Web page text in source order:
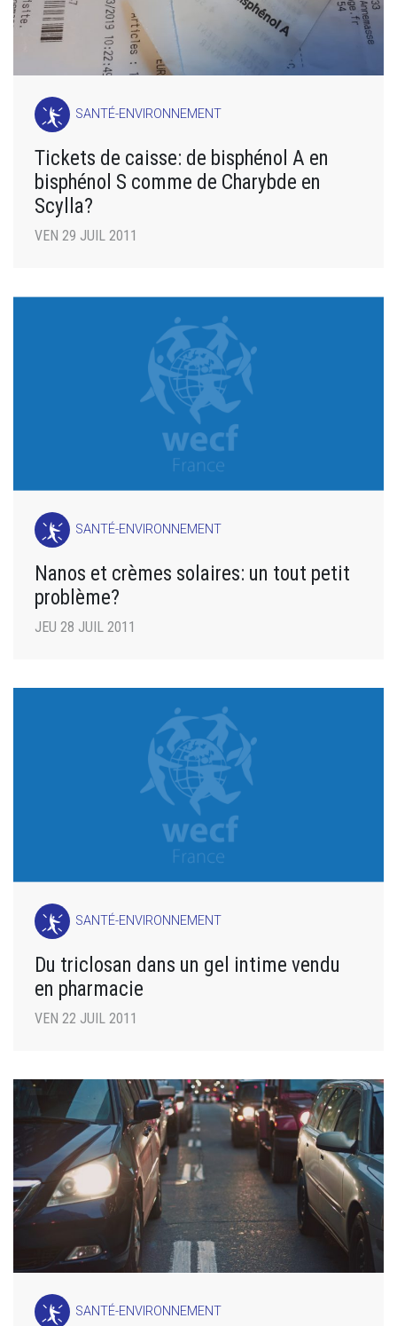
SANTÉ-ENVIRONNEMENT
Tickets de caisse: de bisphénol A en
bisphénol S comme de Charybde en
Scylla?
VEN 29 JUIL 2011
SANTÉ-ENVIRONNEMENT
Nanos et crèmes solaires: un tout petit
problème?
JEU 28 JUIL 2011
SANTÉ-ENVIRONNEMENT
Du triclosan dans un gel intime vendu
en pharmacie
VEN 22 JUIL 2011
SANTÉ-ENVIRONNEMENT